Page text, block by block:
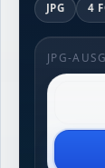
JPG 4
JPG-